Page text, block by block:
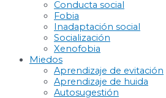
Conducta social
Fobia
Inadaptación social
Socialización
Xenofobia
Miedos
Aprendizaje de evitación
Aprendizaje de huida
Autosugestión